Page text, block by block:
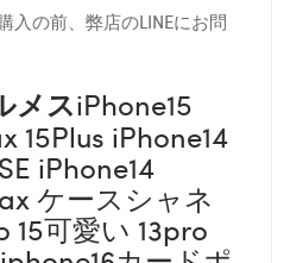
入の前、弊店のLINEにお問
メスiPhone15
15Plus iPhone14
iPhone14
ケースシャネ
15可愛い 13pro